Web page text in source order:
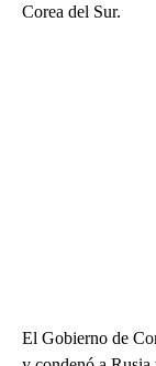
Corea del Sur.
El Gobierno de